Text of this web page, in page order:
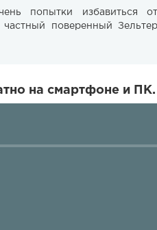
попытки избавиться от
частный поверенный
на смартфоне и ПК.